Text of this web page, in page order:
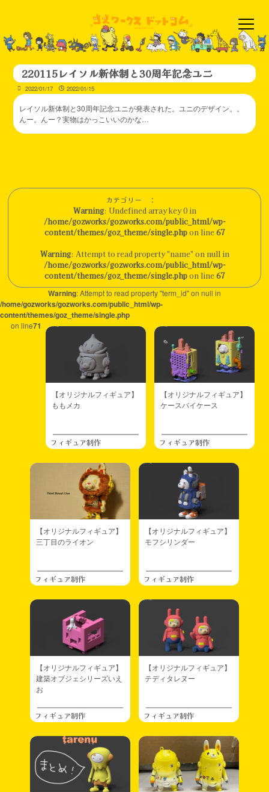
220115レイソル新体制と30周年記念ユニ
2022/01/17 2022/01/15
レイソル新体制と30周年記念ユニが発表された。ユニのデザイン。。
んー。んー？実物はかっこいいのかな…
カテゴリー ：
Warning: Undefined array key 0 in
/home/gozworks/gozworks.com/public_html/wp-
content/themes/goz_theme/single.phpon line67
Warning: Attempt to read property "name" on null in
/home/gozworks/gozworks.com/public_html/wp-
content/themes/goz_theme/single.phpon line67
Warning: Attempt to read property "term_id" on null in
/home/gozworks/gozworks.com/public_html/wp-
content/themes/goz_theme/single.php
on line71
【オリジナルフィギュア】
ももメカ
フィギュア制作
【オリジナルフィギュア】
ケースバイケース
フィギュア制作
【オリジナルフィギュア】
三丁目のライオン
フィギュア制作
【オリジナルフィギュア】
モフシリンダー
フィギュア制作
【オリジナルフィギュア】
建築オブジェシリーズいえ
お
フィギュア制作
【オリジナルフィギュア】
テディタレヌー
フィギュア制作